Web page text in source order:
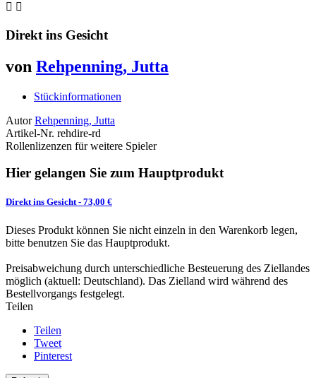
 
Direkt ins Gesicht
von Rehpenning, Jutta
Stückinformationen
Autor Rehpenning, Jutta
Artikel-Nr. rehdire-rd
Rollenlizenzen für weitere Spieler
Hier gelangen Sie zum Hauptprodukt
Direkt ins Gesicht- 73,00 €
Dieses Produkt können Sie nicht einzeln in den Warenkorb legen,
bitte benutzen Sie das Hauptprodukt.
Preisabweichung durch unterschiedliche Besteuerung des Ziellandes
möglich (aktuell: Deutschland). Das Zielland wird während des
Bestellvorgangs festgelegt.
Teilen
Teilen
Tweet
Pinterest